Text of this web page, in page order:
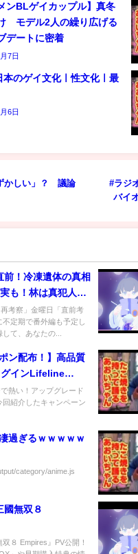
ンBLゲイカップル】真冬
モデル2人の繰り広げる
デートに密着
7日
本のゲイ文化ㅣ性文化ㅣ最
6日
かしい」？ 議論
#ラジ
バイ
前！冷凍遺体の真相
も！林は真犯人に
】【佐野勇斗】
】
考察」金曜日「直前考
定期で番外編も予定し
て、あなたの...
ン配布！】高品質
グインLifeline
！
熱い！アップグレード
紹介したキャンペーン
過ぎるｗｗｗｗｗ
category/anime.js
國無双８
８ Empires』PV公開！